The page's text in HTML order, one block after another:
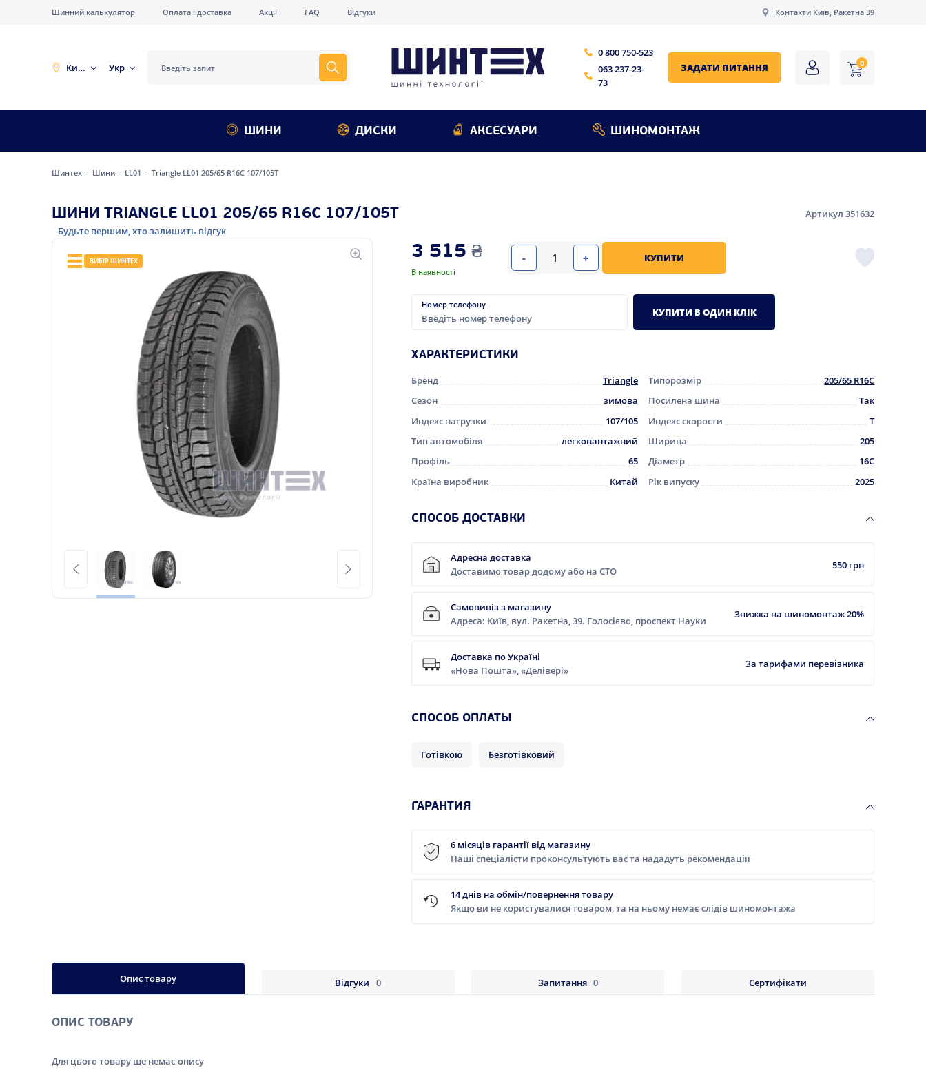
Шинний калькулятор Оплата і доставка Акції FAQ Відгуки Контакти Київ, Ракетна 39
Київ Укр
0 800 750-523
063 237-23-
73
ЗАДАТИ ПИТАННЯ 0
ШИНИ ДИСКИ АКСЕСУАРИ ШИНОМОНТАЖ
Шинтех Шини LL01 Triangle LL01 205/65 R16C 107/105T
ШИНИ TRIANGLE LL01 205/65 R16C 107/105T
Артикул 351632
Будьте першим, хто залишить відгук
ВИБІР ШИНТЕХ 3 515 ₴
В наявності
- + КУПИТИ
Номер телефону
КУПИТИ В ОДИН КЛІК
ХАРАКТЕРИСТИКИ
Бренд Triangle Типорозмір
205/65 R16C
Сезон
зимова Посилена шина
Так
Индекс нагрузки
107/105 Индекс скорости
T
Тип автомобіля
легковантажний Ширина
205
Профіль
65 Діаметр
16C
Країна виробник
Китай Рік випуску 2025
CПОСОБ ДОСТАВКИ
Адресна доставка
Доставимо товар додому або на СТО
550 грн
Самовивіз з магазину
Адреса: Київ, вул. Ракетна, 39. Голосієво, проспект Науки
Знижка на шиномонтаж 20%
Доставка по Україні
«Нова Пошта», «Делівері»
За тарифами перевізника
CПОСОБ ОПЛАТЫ
Готівкою Безготівковий
ГАРАНТИЯ
6 місяців гарантії від магазину
Наші спеціалісти проконсультують вас та нададуть рекомендаціїї
14 днів на обмін/повернення товару
Якщо ви не користувалися товаром, та на ньому немає слідів шиномонтажа
Опис товару Відгуки 0 Запитання 0 Сертифікати
ОПИС ТОВАРУ
Для цього товару ще немає опису